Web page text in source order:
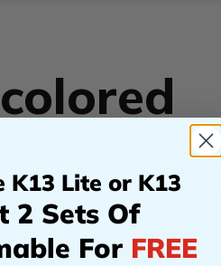
K13 Lite or K13
2 Sets Of
For FREE